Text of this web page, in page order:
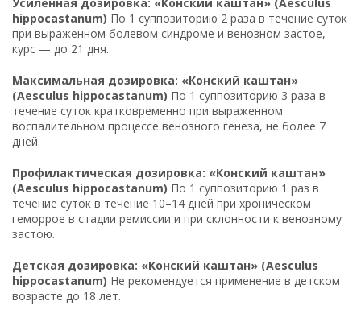
hippocastanum) По 1 суппозиторию 2 раза в течение суток
при выраженном болевом синдроме и венозном застое,
курс — до 21 дня.
Максимальная дозировка: «Конский каштан»
(Aesculus hippocastanum) По 1 суппозиторию 3 раза в
течение суток кратковременно при выраженном
воспалительном процессе венозного генеза, не более 7
дней.
Профилактическая дозировка: «Конский каштан»
(Aesculus hippocastanum) По 1 суппозиторию 1 раз в
течение суток в течение 10–14 дней при хроническом
геморрое в стадии ремиссии и при склонности к венозному
застою.
Детская дозировка: «Конский каштан» (Aesculus
hippocastanum) Не рекомендуется применение в детском
возрасте до 18 лет.